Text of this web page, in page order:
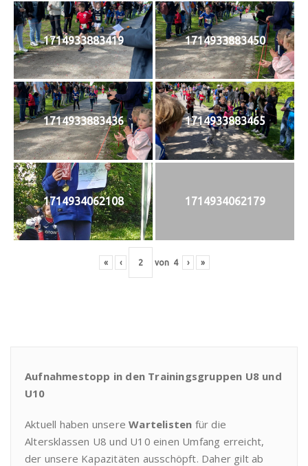
1714933883419 1714933883450
1714933883436 1714933883465
1714934062108 1714934062179
« ‹ von 4 › »
Aufnahmestopp in den Trainingsgruppen U8 und
U10
Aktuell haben unsereWartelisten für die
Altersklassen U8 und U10 einen Umfang erreicht,
der unsere Kapazitäten ausschöpft. Daher gilt ab